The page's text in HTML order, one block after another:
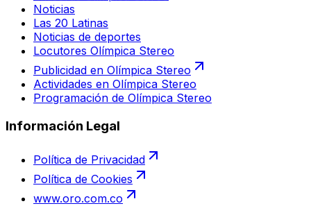
Noticias
Las 20 Latinas
Noticias de deportes
Locutores Olímpica Stereo
Publicidad en Olímpica Stereo
Actividades en Olímpica Stereo
Programación de Olímpica Stereo
Información Legal
Política de Privacidad
Política de Cookies
www.oro.com.co